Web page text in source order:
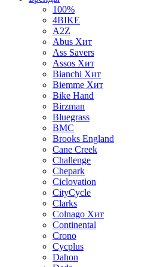
100%
4BIKE
A2Z
Abus Хит
Ass Savers
Assos Хит
Bianchi Хит
Biemme Хит
Bike Hand
Birzman
Bluegrass
BMC
Brooks England
Cane Creek
Challenge
Chepark
Ciclovation
CityCycle
Clarks
Colnago Хит
Continental
Crono
Cycplus
Dahon